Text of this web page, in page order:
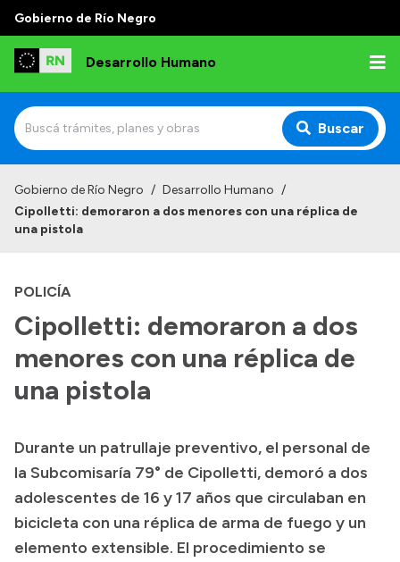
Gobierno de Río Negro
Desarrollo Humano
Buscar
Institucional
Autoridades
Delegaciones
Normativa
Presupuesto
Boletín Oficial
Compras y licitaciones
Consulta de expedientes
Gobierno de Río Negro / Desarrollo Humano /
Cipolletti: demoraron a dos menores con una réplica de
una pistola
POLICÍA
Cipolletti: demoraron a dos
menores con una réplica de
una pistola
Durante un patrullaje preventivo, el personal de
la Subcomisaría 79° de Cipolletti, demoró a dos
adolescentes de 16 y 17 años que circulaban en
bicicleta con una réplica de arma de fuego y un
elemento extensible. El procedimiento se